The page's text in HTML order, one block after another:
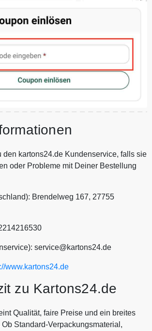
den kartons24.de Kundenservice, falls sie
oder Probleme mit Deiner Bestellung
Brendelweg 167, 27755
service@kartons24.de
www.kartons24.de
zu Kartons24.de
Qualität, faire Preise und ein breites
Standard-Verpackungsmaterial,